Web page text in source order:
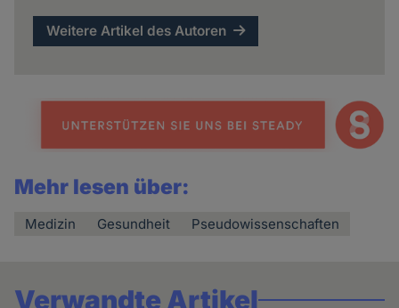
Weitere Artikel des Autoren
Mehr lesen über:
Medizin Gesundheit Pseudowissenschaften
Verwandte Artikel